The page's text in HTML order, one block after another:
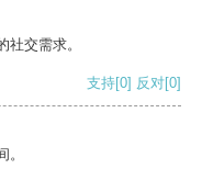
交需求。
支持[0] 反对[0]